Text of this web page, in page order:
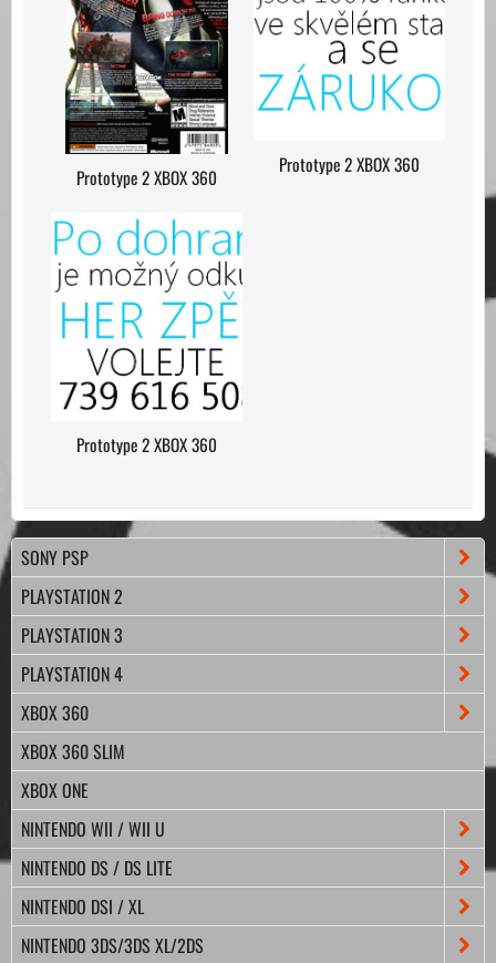
Prototype 2 XBOX 360
Prototype 2 XBOX 360
Prototype 2 XBOX 360
SONY PSP
PLAYSTATION 2
PLAYSTATION 3
PLAYSTATION 4
XBOX 360
XBOX 360 SLIM
XBOX ONE
NINTENDO WII / WII U
NINTENDO DS / DS LITE
NINTENDO DSI / XL
NINTENDO 3DS/3DS XL/2DS